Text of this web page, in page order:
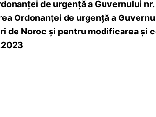
de urgenţă a Guvernului
Ordonanţei de urgenţă a
Noroc şi pentru modificarea şi